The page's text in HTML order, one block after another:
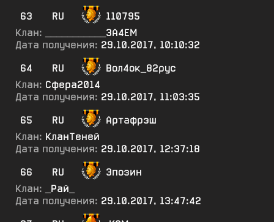
63
RU
110795
Клан:
___________ЗА4ЕМ
Дата получения: 29.10.2017, 10:10:32
64
RU
Вол4ок_82рус
Клан: Сфера2014
Дата получения: 29.10.2017, 11:03:35
65
RU
Артафрэш
Клан: КланТеней
Дата получения: 29.10.2017, 12:37:18
66
RU
Эпозин
Клан:
_Рай_
Дата получения: 29.10.2017, 13:47:42